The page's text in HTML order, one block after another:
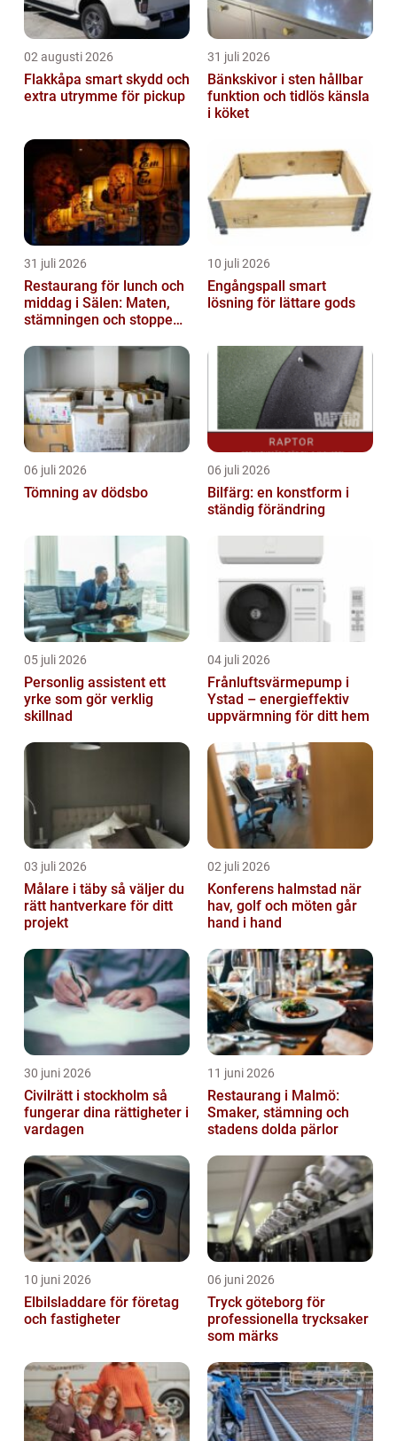
02 augusti 2026
Flakkåpa smart skydd och
extra utrymme för pickup
31 juli 2026
Bänkskivor i sten hållbar
funktion och tidlös känsla
i köket
31 juli 2026
Restaurang för lunch och
middag i Sälen: Maten,
stämningen och stoppen
10 juli 2026
Engångspall smart
lösning för lättare gods
06 juli 2026
Tömning av dödsbo
06 juli 2026
Bilfärg: en konstform i
ständig förändring
05 juli 2026
Personlig assistent ett
yrke som gör verklig
skillnad
04 juli 2026
Frånluftsvärmepump i
Ystad – energieffektiv
uppvärmning för ditt hem
03 juli 2026
Målare i täby så väljer du
rätt hantverkare för ditt
projekt
02 juli 2026
Konferens halmstad när
hav, golf och möten går
hand i hand
30 juni 2026
Civilrätt i stockholm så
fungerar dina rättigheter i
vardagen
11 juni 2026
Restaurang i Malmö:
Smaker, stämning och
stadens dolda pärlor
10 juni 2026
Elbilsladdare för företag
och fastigheter
06 juni 2026
Tryck göteborg för
professionella trycksaker
som märks